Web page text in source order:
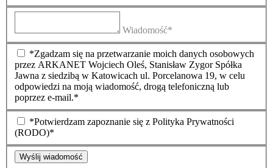
Wiadomość*
*Zgadzam się na przetwarzanie moich danych osobowych
przez ARKANET Wojciech Oleś, Stanisław Zygor Spółka
Jawna z siedzibą w Katowicach ul. Porcelanowa 19, w celu
odpowiedzi na moją wiadomość, drogą telefoniczną lub
poprzez e-mail.*
*Potwierdzam zapoznanie się z Polityka Prywatności
(RODO)*
Wyślij wiadomość